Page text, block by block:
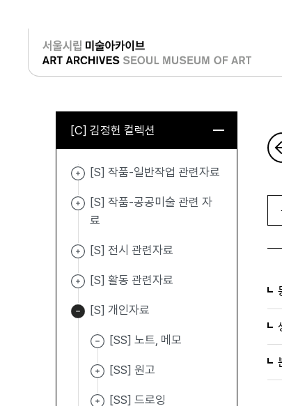
로그인
[C] 김정헌 컬렉션
[S] 작품-일반작업 관련자료
[S] 작품-공공미술 관련 자
료
[S] 전시 관련자료
[S] 활동 관련자료
[S] 개인자료
[SS] 노트, 메모
[SS] 원고
[SS] 드로잉